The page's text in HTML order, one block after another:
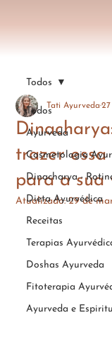
Todos
Ayurveda
Cosmetologia
Dinacharya -
Dieta Ayurvédica
Receitas
Terapias
Doshas Ayurveda
Fitoterapia
Ayurveda e
Todos
trazer
para a sua
Tati Ayurveda
Atualizado:29 de